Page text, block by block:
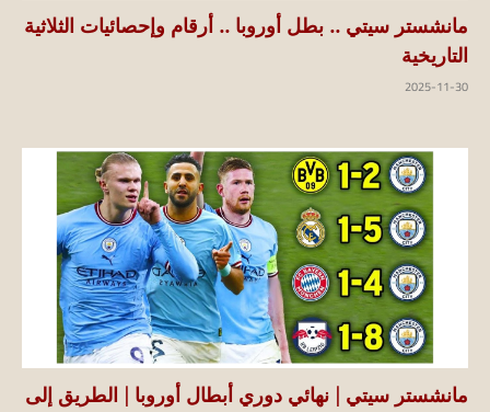
مانشستر سيتي .. بطل أوروبا .. أرقام وإحصائيات الثلاثية
التاريخية
2025-11-30
مانشستر سيتي | نهائي دوري أبطال أوروبا | الطريق إلى